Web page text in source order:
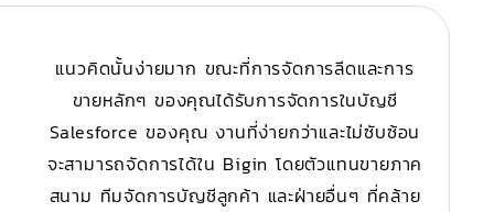
แนวคิดนั้นง่ายมาก ขณะที่การจัดการลีดและการ
ขายหลักๆ ของคุณได้รับการจัดการในบัญชี
Salesforce ของคุณ งานที่ง่ายกว่าและไม่ซับซ้อน
จะสามารถจัดการได้ใน Bigin โดยตัวแทนขายภาค
สนาม ทีมจัดการบัญชีลูกค้า และฝ่ายอื่นๆ ที่คล้าย